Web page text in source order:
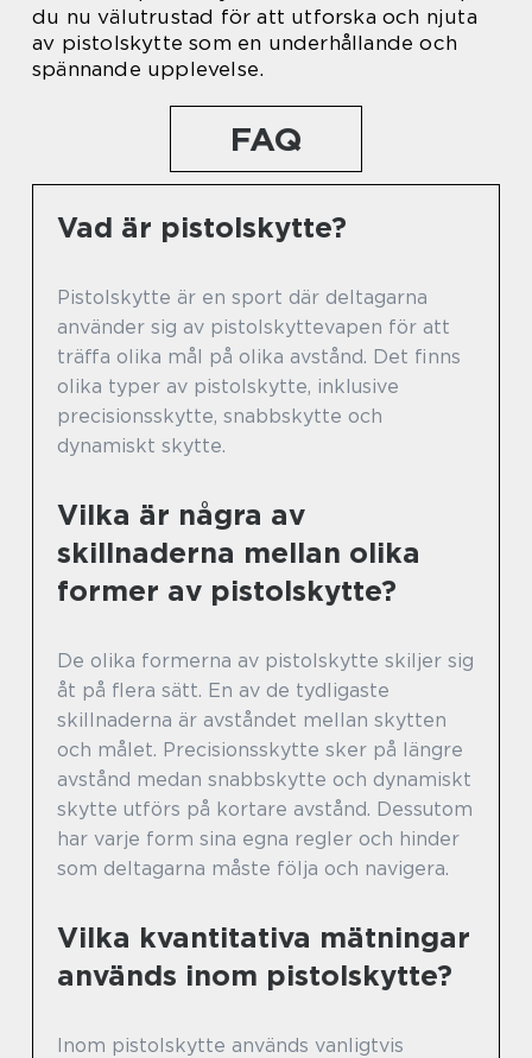
du nu välutrustad för att utforska och njuta
av pistolskytte som en underhållande och
spännande upplevelse.
FAQ
Vad är pistolskytte?
Pistolskytte är en sport där deltagarna
använder sig av pistolskyttevapen för att
träffa olika mål på olika avstånd. Det finns
olika typer av pistolskytte, inklusive
precisionsskytte, snabbskytte och
dynamiskt skytte.
Vilka är några av
skillnaderna mellan olika
former av pistolskytte?
De olika formerna av pistolskytte skiljer sig
åt på flera sätt. En av de tydligaste
skillnaderna är avståndet mellan skytten
och målet. Precisionsskytte sker på längre
avstånd medan snabbskytte och dynamiskt
skytte utförs på kortare avstånd. Dessutom
har varje form sina egna regler och hinder
som deltagarna måste följa och navigera.
Vilka kvantitativa mätningar
används inom pistolskytte?
Inom pistolskytte används vanligtvis